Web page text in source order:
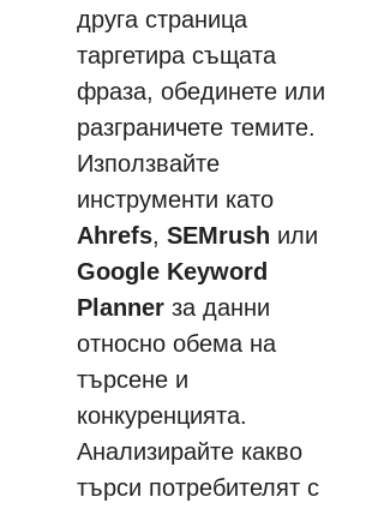
друга страница
таргетира същата
фраза, обединете или
разграничете темите.
Използвайте
инструменти като
Ahrefs, SEMrush или
Google Keyword
Planner за данни
относно обема на
търсене и
конкуренцията.
Анализирайте какво
търси потребителят с